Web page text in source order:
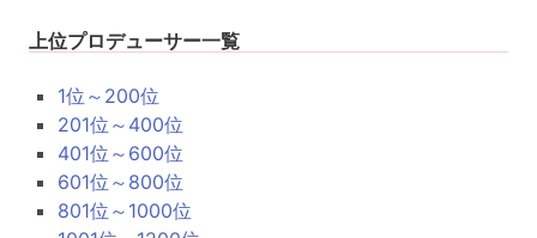
上位プロデューサー一覧
1位～200位
201位～400位
401位～600位
601位～800位
801位～1000位